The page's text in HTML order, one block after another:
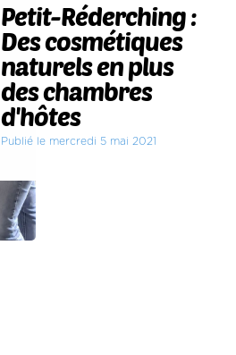
Petit-Réderching :
Des cosmétiques
naturels en plus
des chambres
d'hôtes
Publié le mercredi 5 mai 2021